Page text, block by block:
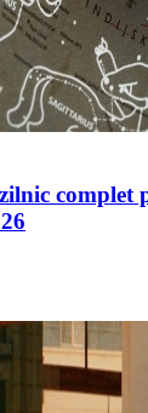
complet